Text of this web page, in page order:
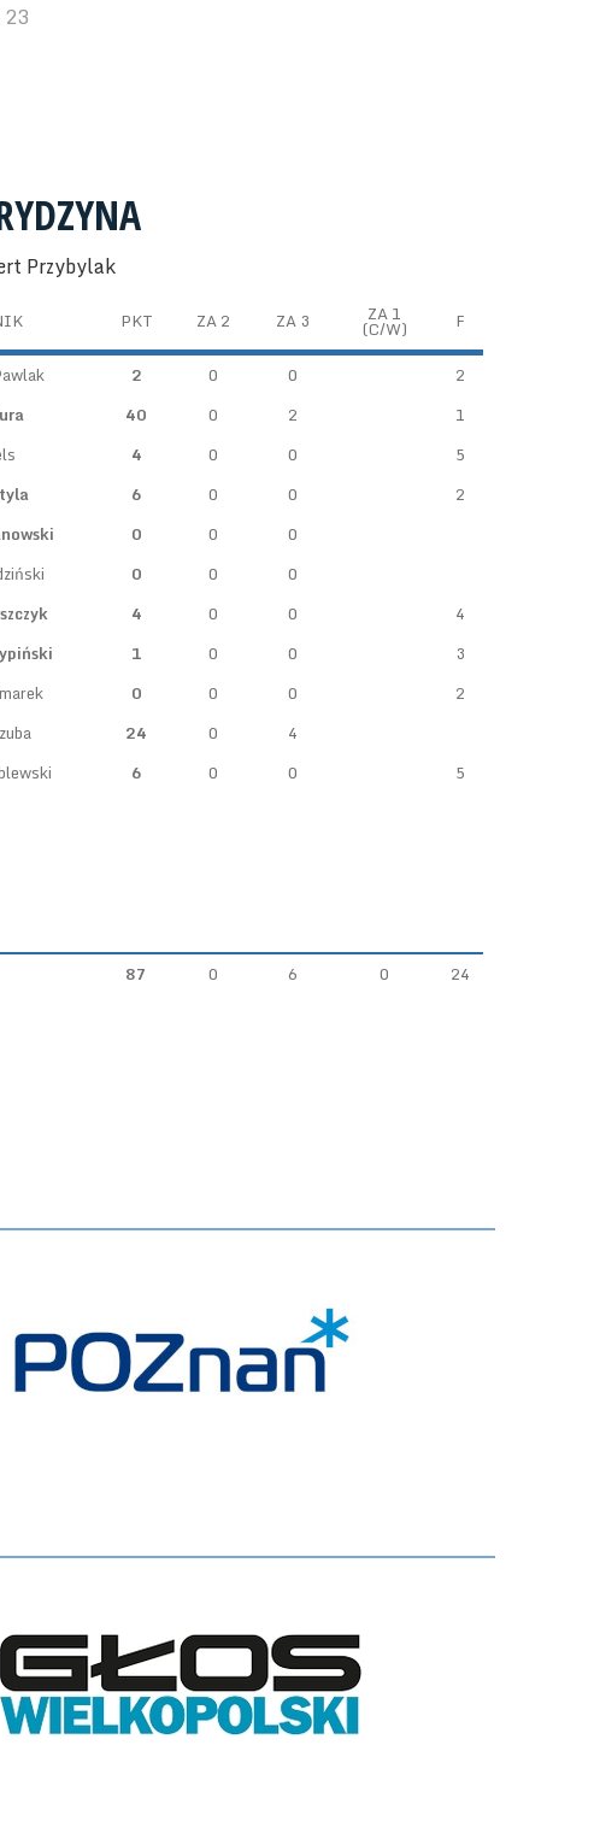
23
Przybylak
PKT ZA 2 ZA 3 ZA 1
(C/W) F
2 0 0
2
40 0 2
1
4 0 0
5
6 0 0
2
0 0
0
0 0
0
4 0 0
4
1 0 0
3
0 0 0
2
24 0
4
6 0 0 5
87 0 6 0 24